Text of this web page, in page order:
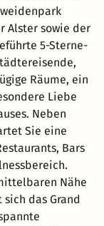
Alster sowie der
5-Sterne-
Räume, ein
Liebe
Neben
Sie eine
Bars
Nähe
das Grand